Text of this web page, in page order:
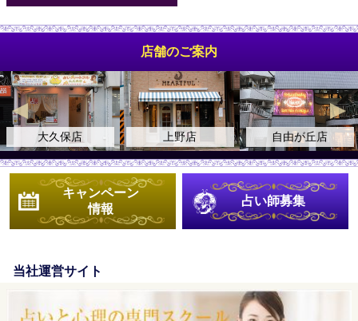
08-13(木) お 休 み
08-13(木)
12:00 ～ 21:00 慈雨
08-13(木) 12:00 ～ 21:00 葵蓮月
08-13(木) 12:00 ～ 21:00 ルナ愛華
08-14(金) 12:00 ～ 21:00 千起
08-14(金) 12:00 ～ 21:00 苔玉こきと
08-15(土)
08-15(土) 12:00 ～ 21:00 上田 衣見
店舗のご案内
大久保店 上野店 自由が丘店
キャンペーン
情報
占い師募集
当社運営サイト